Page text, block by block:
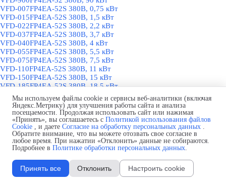
VFD-007FP4EA-52S 380В, 0,75 кВт
VFD-015FP4EA-52S 380В, 1,5 кВт
VFD-022FP4EA-52S 380В, 2,2 кВт
VFD-037FP4EA-52S 380В, 3,7 кВт
VFD-040FP4EA-52S 380В, 4 кВт
VFD-055FP4EA-52S 380В, 5,5 кВт
VFD-075FP4EA-52S 380В, 7,5 кВт
VFD-110FP4EA-52S 380В, 11 кВт
VFD-150FP4EA-52S 380В, 15 кВт
VFD-185FP4EA-52S 380В, 18,5 кВт
VFD-220FP4EA-52S 380В, 22 кВт
VFD-300FP4EA-52S 380В, 30 кВт
VFD-370FP4EA-52S 380В, 37 кВт
VFD-450FP4EA-52S 380В, 45 кВт
VFD-550FP4EA-52S 380В, 55 кВт
VFD-750FP4EA-52S 380В, 75 кВт
VFD-900FP4EA-52S 380В, 90 кВт
Характеристики ПЧ VFD-E 0,2-22 кВт
Обзор ПЧ VFD-E 0,2-22 кВт
Мы используем файлы cookie и сервисы веб-аналитики (включая
Яндекс.Метрику) для улучшения работы сайта и анализа
посещаемости. Продолжая использовать сайт или нажимая
«Принять», вы соглашаетесь с Политикой использования файлов
Cookie , и даете Согласие на обработку персональных данных .
Обратите внимание, что вы можете отозвать свое согласие в
любое время. При нажатии «Отклонить» данные не собираются.
Подробнее в Политике обработки персональных данных.
Принять все Отклонить Настроить cookie